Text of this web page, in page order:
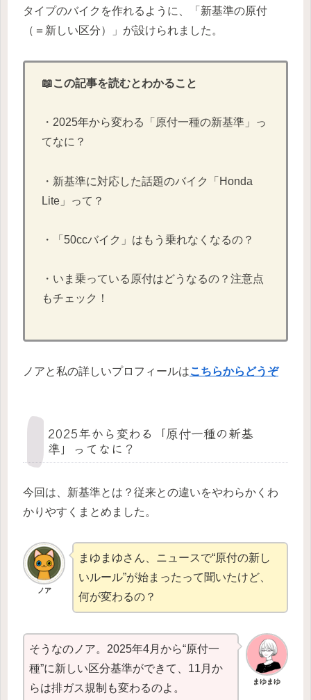
タイプのバイクを作れるように、「新基準の原付
（＝新しい区分）」が設けられました。
📖この記事を読むとわかること
・2025年から変わる「原付一種の新基準」っ
てなに？
・新基準に対応した話題のバイク「Honda
Lite」って？
・「50ccバイク」はもう乗れなくなるの？
・いま乗っている原付はどうなるの？注意点
もチェック！
ノアと私の詳しいプロフィールはこちらからどうぞ
2025年から変わる「原付一種の新基
準」ってなに？
今回は、新基準とは？従来との違いをやわらかくわ
かりやすくまとめました。
ノア
まゆまゆさん、ニュースで“原付の新し
いルール”が始まったって聞いたけど、
何が変わるの？
まゆまゆ
そうなのノア。2025年4月から“原付一
種”に新しい区分基準ができて、11月か
らは排ガス規制も変わるのよ。